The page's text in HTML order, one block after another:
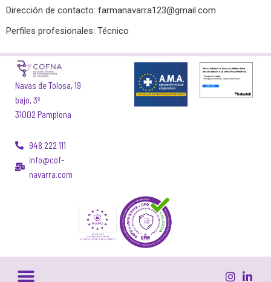
Dirección de contacto: farmanavarra123@gmail.com
Perfiles profesionales: Técnico
Navas de Tolosa, 19
bajo, 3º
31002 Pamplona
948 222 111
info@cof-
navarra.com